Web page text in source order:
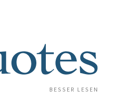
BESSER LESEN